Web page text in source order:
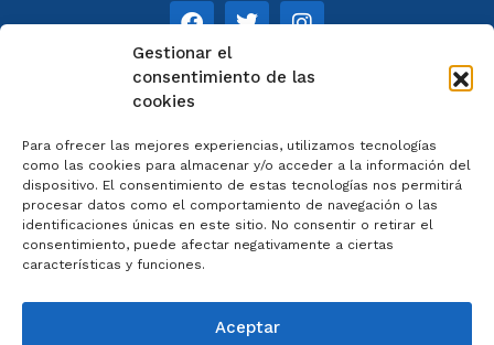
Gestionar el
consentimiento de las
cookies
Para ofrecer las mejores experiencias, utilizamos tecnologías
como las cookies para almacenar y/o acceder a la información del
dispositivo. El consentimiento de estas tecnologías nos permitirá
procesar datos como el comportamiento de navegación o las
identificaciones únicas en este sitio. No consentir o retirar el
consentimiento, puede afectar negativamente a ciertas
características y funciones.
Aceptar
Aviso legal
Política de privacidad
Cookies
Colaboradores
Condiciones generales